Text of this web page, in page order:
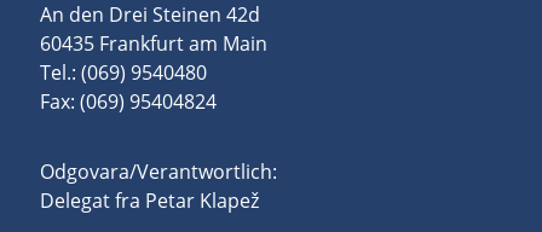
An den Drei Steinen 42d
60435 Frankfurt am Main
Tel.: (069) 9540480
Fax: (069) 95404824
Odgovara/Verantwortlich:
Delegat fra Petar Klapež